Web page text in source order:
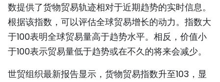
图表新闻
图库
数提供了货物贸易轨迹相对于近期趋势的实时信息。
根据该指数，可以评估全球贸易增长的动力。指数大
于100表明全球贸易量高于趋势水平。相反，价值小
于100表示贸易量低于趋势或在不久的将来会减少。
世贸组织最新报告显示，货物贸易指数升至103，显